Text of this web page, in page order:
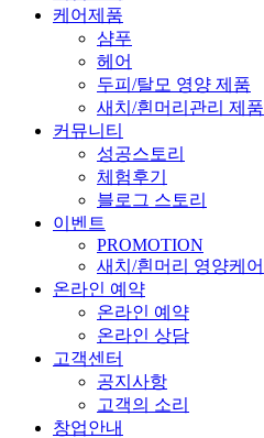
케어제품
샴푸
헤어
두피/탈모 영양 제품
새치/흰머리관리 제품
커뮤니티
성공스토리
체험후기
블로그 스토리
이벤트
PROMOTION
새치/흰머리 영양케어
온라인 예약
온라인 예약
온라인 상담
고객센터
공지사항
고객의 소리
창업안내